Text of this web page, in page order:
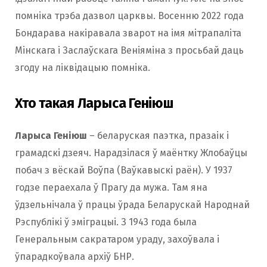
помніка трэба дазвол царквы. Восенню 2022 года
Бондарава накіравала зварот на імя мітрапаліта
Мінскага і Заслаўскага Веніяміна з просьбай даць
згоду на ліквідацыю помніка.
Хто такая Ларыса Геніюш
Ларыса Геніюш – беларуская паэтка, празаік і
грамадскі дзеяч. Нарадзілася ў маёнтку Жлобаўцы
побач з вёскай Воўпа (Ваўкавыскі раён). У 1937
годзе пераехала ў Прагу да мужа. Там яна
ўдзельнічала ў працы ўрада Беларускай Народнай
Рэспублікі ў эміграцыі. З 1943 года была
Генеральным сакратаром ураду, захоўвала і
ўпарадкоўвала архіў БНР.